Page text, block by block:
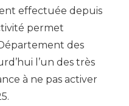
effectuée depuis
permet
des
l’un des très
à ne pas activer